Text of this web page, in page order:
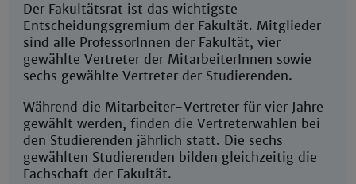
Der Fakultätsrat ist das wichtigste
Entscheidungsgremium der Fakultät. Mitglieder
sind alle ProfessorInnen der Fakultät, vier
gewählte Vertreter der MitarbeiterInnen sowie
sechs gewählte Vertreter der Studierenden.
Während die Mitarbeiter-Vertreter für vier Jahre
gewählt werden, finden die Vertreterwahlen bei
den Studierenden jährlich statt. Die sechs
gewählten Studierenden bilden gleichzeitig die
Fachschaft der Fakultät.